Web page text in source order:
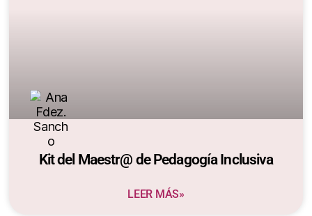
Kit del Maestr@ de Pedagogía Inclusiva
LEER MÁS»